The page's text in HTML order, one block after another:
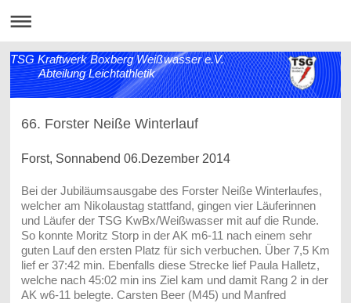
TSG Kraftwerk Boxberg Weißwasser e.V.
Abteilung Leichtathletik
66. Forster Neiße Winterlauf
Forst, Sonnabend 06.Dezember 2014
Bei der Jubiläumsausgabe des Forster Neiße Winterlaufes,
welcher am Nikolaustag stattfand, gingen vier Läuferinnen
und Läufer der TSG KwBx/Weißwasser mit auf die Runde.
So konnte Moritz Storp in der AK m6-11 nach einem sehr
guten Lauf den ersten Platz für sich verbuchen. Über 7,5 Km
lief er 37:42 min. Ebenfalls diese Strecke lief Paula Halletz,
welche nach 45:02 min ins Ziel kam und damit Rang 2 in der
AK w6-11 belegte. Carsten Beer (M45) und Manfred